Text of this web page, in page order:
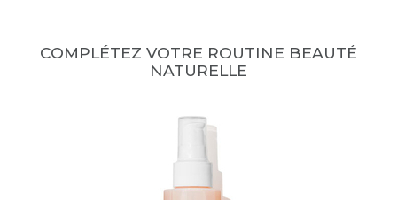
COMPLÉTEZ VOTRE ROUTINE BEAUTÉ
NATURELLE